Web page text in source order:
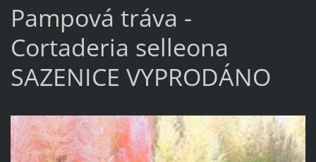
Pampová tráva -
Cortaderia selleona
SAZENICE VYPRODÁNO